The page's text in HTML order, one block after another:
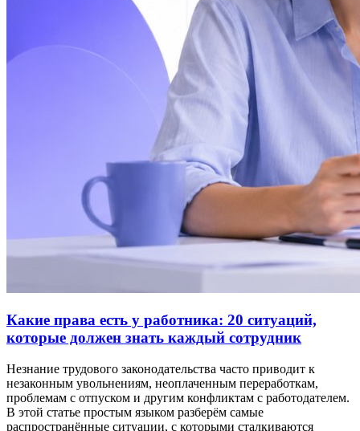
Какие права есть у работника: 20 ситуаций,
которые должен знать каждый сотрудник
Незнание трудового законодательства часто приводит к
незаконным увольнениям, неоплаченным переработкам,
проблемам с отпуском и другим конфликтам с работодателем.
В этой статье простым языком разберём самые
распространённые ситуации, с которыми сталкиваются